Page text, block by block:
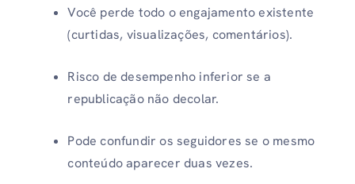
Você perde todo o engajamento existente
(curtidas, visualizações, comentários).
Risco de desempenho inferior se a
republicação não decolar.
Pode confundir os seguidores se o mesmo
conteúdo aparecer duas vezes.